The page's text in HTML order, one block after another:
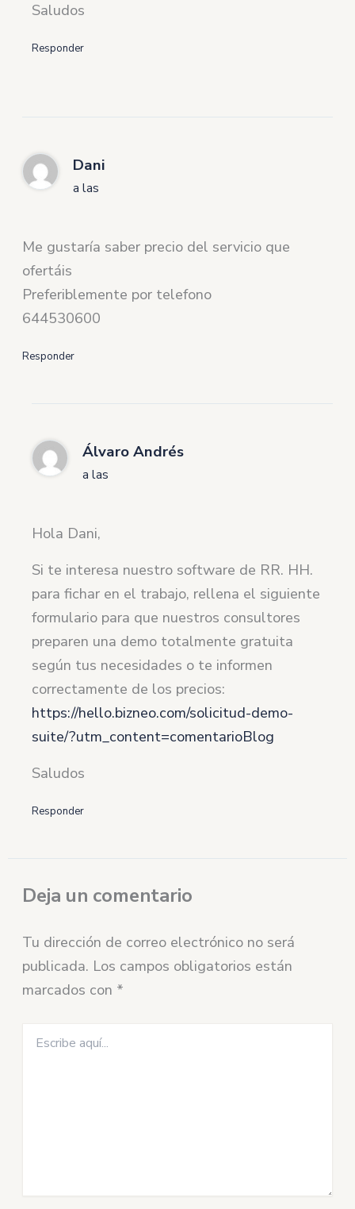
Saludos
Responder
Dani
a las
Me gustaría saber precio del servicio que
ofertáis
Preferiblemente por telefono
644530600
Responder
Álvaro Andrés
a las
Hola Dani,
Si te interesa nuestro software de RR. HH.
para fichar en el trabajo, rellena el siguiente
formulario para que nuestros consultores
preparen una demo totalmente gratuita
según tus necesidades o te informen
correctamente de los precios:
https://hello.bizneo.com/solicitud-demo-
suite/?utm_content=comentarioBlog
Saludos
Responder
Deja un comentario
Tu dirección de correo electrónico no será
publicada. Los campos obligatorios están
marcados con *
aquí...